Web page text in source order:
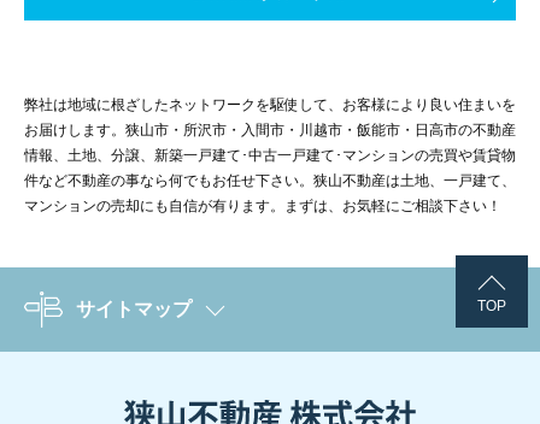
弊社は地域に根ざしたネットワークを駆使して、お客様により良い住まいを
お届けします。狭山市・所沢市・入間市・川越市・飯能市・日高市の不動産
情報、土地、分譲、新築一戸建て･中古一戸建て･マンションの売買や賃貸物
件など不動産の事なら何でもお任せ下さい。狭山不動産は土地、一戸建て、
マンションの売却にも自信が有ります。まずは、お気軽にご相談下さい！
TOP
サイトマップ